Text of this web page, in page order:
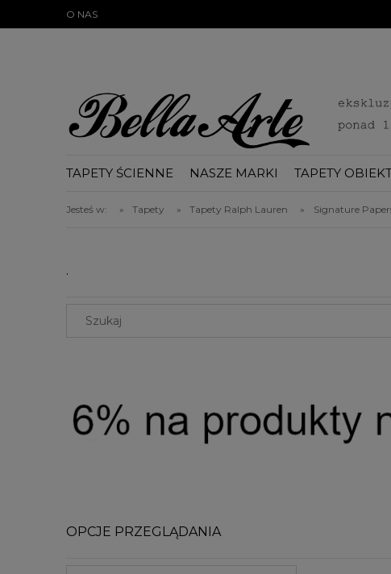
O NAS
TAPETY ŚCIENNE NASZE MARKI TAPETY
BLOG
Jesteś w: » Tapety » Tapety Ralph Lauren » Signature
.
OPCJE PRZEGLĄDANIA